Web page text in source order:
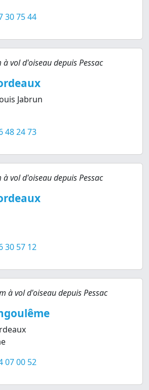
30 75 44
vol d'oiseau depuis Pessac
Jabrun
48 24 73
vol d'oiseau depuis Pessac
30 57 12
à vol d'oiseau depuis Pessac
07 00 52